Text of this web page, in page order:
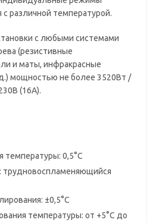
различной температурой.
с любыми системами
(резистивные
и маты, инфракрасные
мощностью не более 3520Вт /
(16А).
температуры: 0,5°C
трудновоспламеняющийся
±0,5°C
температуры: от +5°C до